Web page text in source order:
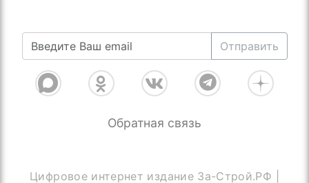
Отправить
Обратная связь
Цифровое интернет издание За-Строй.РФ |